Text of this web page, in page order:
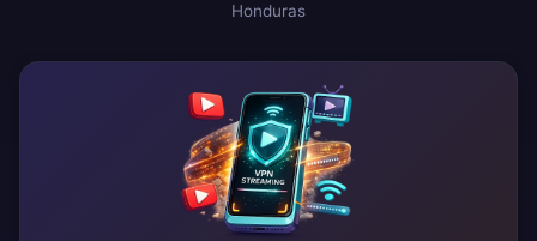
Honduras